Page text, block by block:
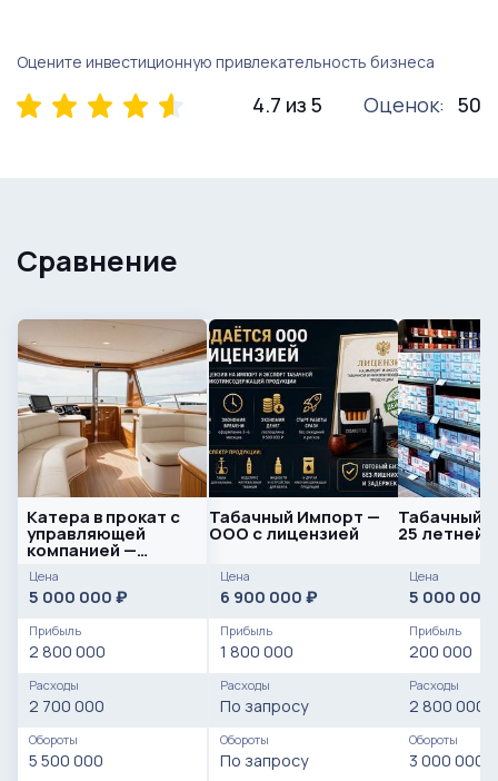
Оцените инвестиционную привлекательность бизнеса
4.7 из 5 Оценок: 50
Сравнение
Катера в прокат с
управляющей
компанией —
готовый
прибыльный
бизнес
Цена
5 000 000 ₽
Прибыль
2 800 000
Расходы
2 700 000
Обороты
5 500 000
Табачный Импорт —
ООО с лицензией
Цена
6 900 000 ₽
Прибыль
1 800 000
Расходы
По запросу
Обороты
По запросу
Табачный
25 летней
Цена
5 000 000
Прибыль
200 000
Расходы
2 800 000
Обороты
3 000 000